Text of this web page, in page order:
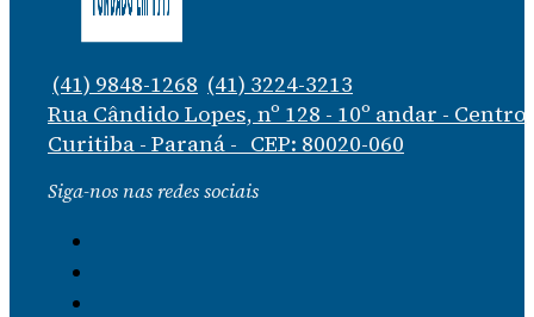
(41) 9848-1268 (41) 3224-3213
Rua Cândido Lopes, nº 128 - 10º andar - Centro
Curitiba - Paraná - CEP: 80020-060
Siga-nos nas redes sociais